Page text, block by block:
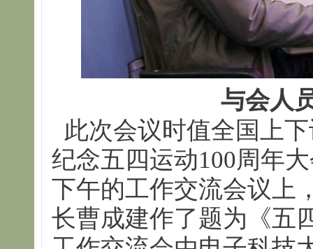
与会人
此次会议时值全国上
纪念五四运动100周年
下午的工作交流会议上
长曹成建作了题为《五